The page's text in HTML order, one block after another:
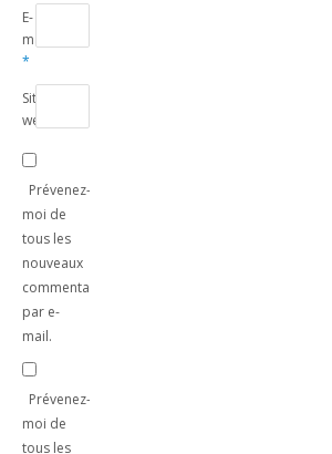
E-
mail
*
Site
web
Prévenez-
moi de
tous les
nouveaux
commentaires
par e-
mail.
Prévenez-
moi de
tous les